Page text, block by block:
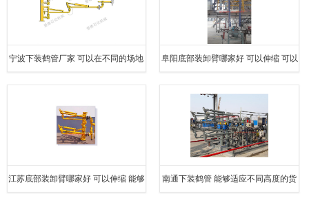
宁波下装鹤管厂家 可以在不同的场地 阜阳底部装卸臂哪家好 可以伸缩 可以
江苏底部装卸臂哪家好 可以伸缩 能够 南通下装鹤管 能够适应不同高度的货